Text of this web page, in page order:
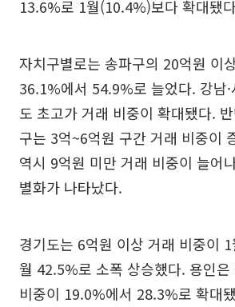
13.6%로 1월(10.4%)보다 확대됐
자치구별로는 송파구의 20억원 이
36.1%에서 54.9%로 늘었다. 강남·
도 초고가 거래 비중이 확대됐다.
구는 3억~6억원 구간 거래 비중이
역시 9억원 미만 거래 비중이 늘어
별화가 나타났다.
경기도는 6억원 이상 거래 비중이
월 42.5%로 소폭 상승했다. 용인은
비중이 19.0%에서 28.3%로 확대